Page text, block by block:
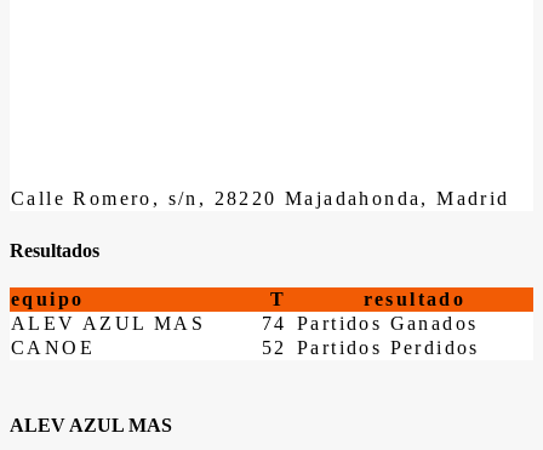
Calle Romero, s/n, 28220 Majadahonda, Madrid
Resultados
equipo T
resultado
ALEV AZUL MAS
74
Partidos Ganados
CANOE
52 Partidos Perdidos
ALEV AZUL MAS